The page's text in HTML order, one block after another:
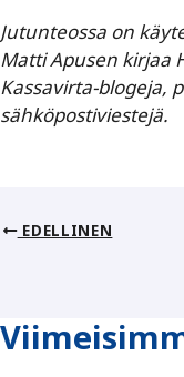
Jutunteossa on
Matti Apusen kirjaa
Kassavirta-blogeja,
sähköpostiviestejä.
EDELLINEN